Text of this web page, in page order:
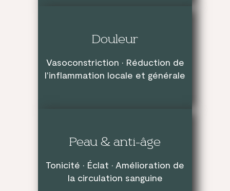
Douleur
Vasoconstriction · Réduction de
l'inflammation locale et générale
Peau & anti-âge
Tonicité · Éclat · Amélioration de
la circulation sanguine